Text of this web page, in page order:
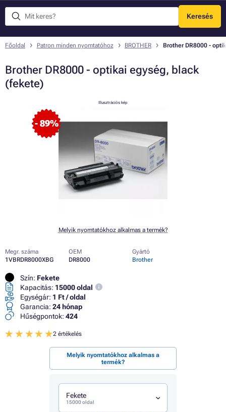
Keresés
Menü
Főoldal Patron minden nyomtatóhoz BROTHER Brother DR8000 -
Brother DR8000 - optikai egység, black
(fekete)
- 89%
Illusztrációs kép
Melyik nyomtatókhoz alkalmas a termék?
Megr. száma
1VBRDR8000XBG
OEM
DR8000
Gyártó
Brother
Szín: Fekete
Kapacitás: 15000 oldal
Egységár: 1 Ft / oldal
Garancia: 24 hónap
Hűségpontok: 424
2 értékelés
Melyik nyomtatókhoz alkalmas a
termék?
Fekete
15000 oldal